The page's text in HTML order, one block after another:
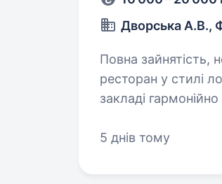
Дворська А.В.,
Повна зайнятість, неповна
ресторан у стилі
закладі
5 днів тому